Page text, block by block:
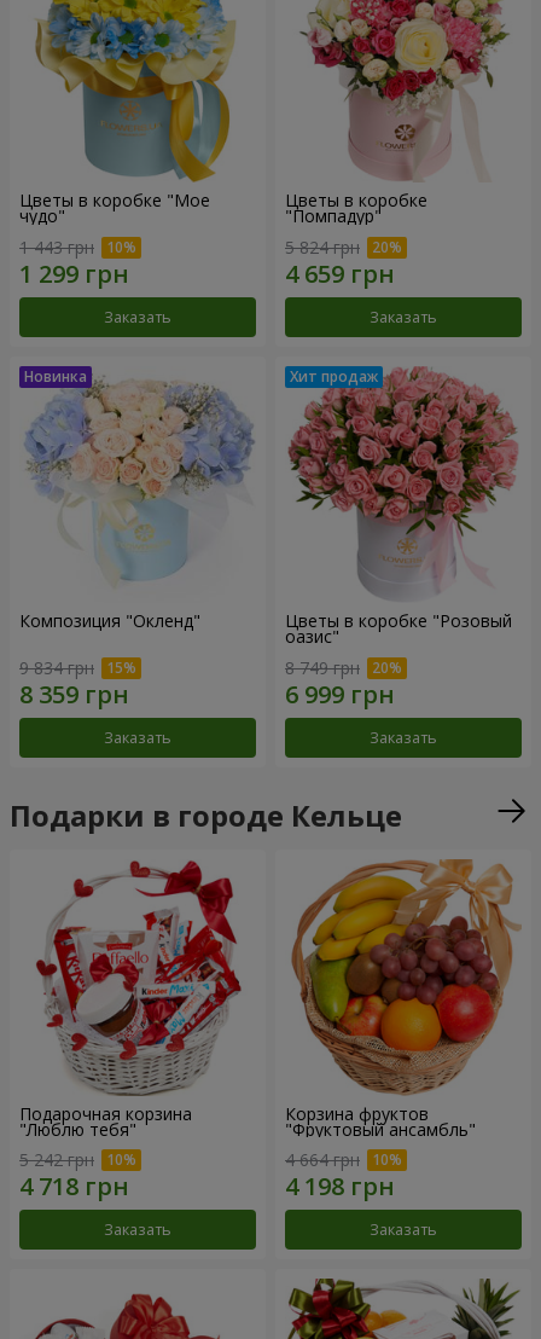
Цветы в коробке "Мое
чудо"
1 443 грн
Заказать
Цветы в коробке
"Помпадур"
5 824 грн
Заказать
Композиция "Окленд"
9 834 грн
Заказать
Цветы в коробке "Розовый
оазис"
8 749 грн
Заказать
Подарки в городе Кельце
Подарочная корзина
"Люблю тебя"
5 242 грн
Заказать
Корзина фруктов
"Фруктовый ансамбль"
4 664 грн
Заказать